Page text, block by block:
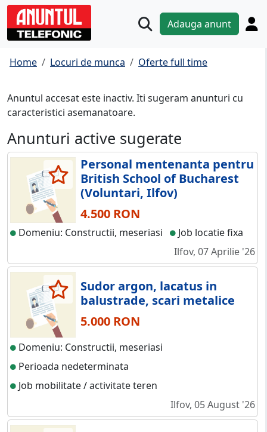
Adauga anunt
Home Locuri de munca Oferte full time
Anuntul accesat este inactiv. Iti sugeram anunturi cu
caracteristici asemanatoare.
Anunturi active sugerate
Personal mentenanta pentru
British School of Bucharest
(Voluntari, Ilfov)
4.500 RON
Domeniu: Constructii, meseriasi
Job locatie fixa
Ilfov, 07 Aprilie '26
Sudor argon, lacatus in
balustrade, scari metalice
5.000 RON
Domeniu: Constructii, meseriasi
Perioada nedeterminata
Job mobilitate / activitate teren
Ilfov, 05 August '26